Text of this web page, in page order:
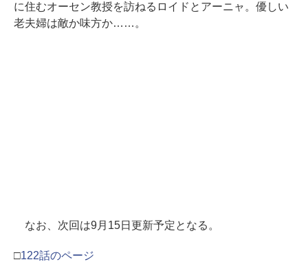
に住むオーセン教授を訪ねるロイドとアーニャ。優しい
老夫婦は敵か味方か……。
なお、次回は9月15日更新予定となる。
□122話のページ